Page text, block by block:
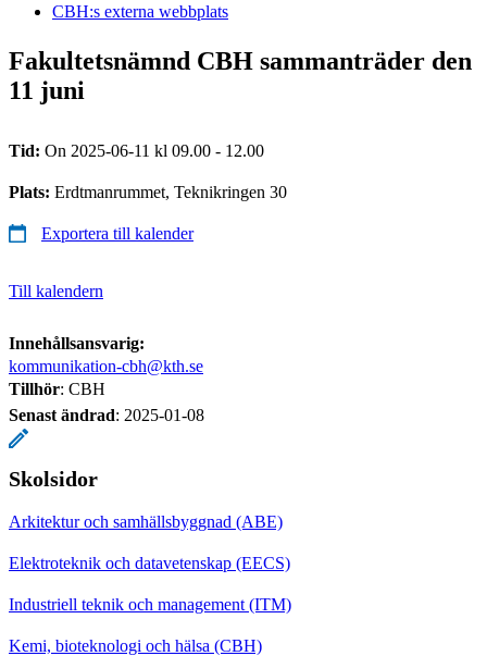
CBH:s externa webbplats
Fakultetsnämnd CBH sammanträder den
11 juni
Tid: On 2025-06-11 kl 09.00 - 12.00
Plats: Erdtmanrummet, Teknikringen 30
Exportera till kalender
Till kalendern
Innehållsansvarig:
kommunikation-cbh@kth.se
Tillhör: CBH
Senast ändrad: 2025-01-08
Skolsidor
Arkitektur och samhällsbyggnad (ABE)
Elektroteknik och datavetenskap (EECS)
Industriell teknik och management (ITM)
Kemi, bioteknologi och hälsa (CBH)